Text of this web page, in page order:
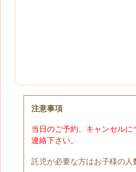
注意事項
当日のご予約、キャンセル
連絡下さい。
託児が必要な方はお子様の人